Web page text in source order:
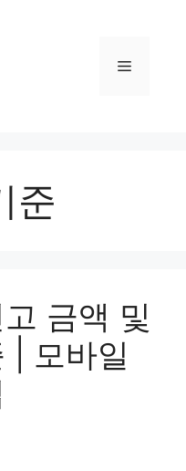
메
준
금액 및
| 모바일